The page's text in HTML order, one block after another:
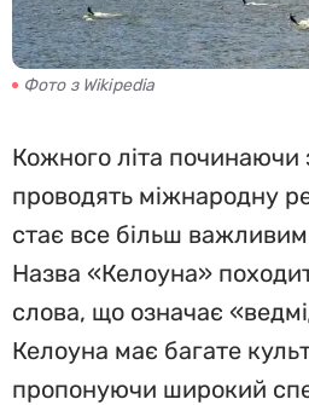
Фото з Wikipedia
Кожного літа починаючи
проводять міжнародну
стає все більш
Назва «Келоуна»
слова, що означає
Келоуна має багате
пропонуючи широкий